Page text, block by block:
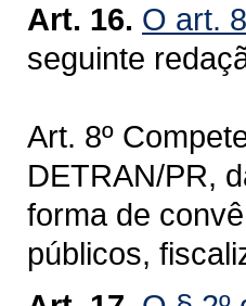
Art. 16. O art.
seguinte
Art. 8º
DETRAN/PR,
forma de
públicos,